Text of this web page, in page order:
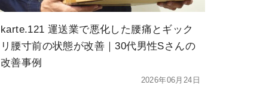
karte.121 運送業で悪化した腰痛とギック
リ腰寸前の状態が改善｜30代男性Sさんの
改善事例
2026年06月24日